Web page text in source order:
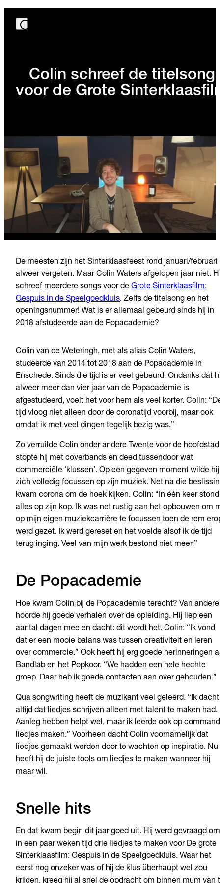
Colin schreef de titelsong
voor de Grote
De meesten zijn het Sinterklaasfeest rond januari/februari
alweer vergeten. Maar Colin Waters afgelopen jaar niet.
schreef meerdere songs voor de Grote Sinterklaasfilm:
Gespuis in de Speelgoedkluis. Zelfs de titelsong en het
openingsnummer! Wat is er allemaal gebeurd sinds hij in
2018 afstudeerde aan de Popacademie?
Colin van de Weteringh, met als alias Colin Waters,
studeerde van 2014 tot 2018 aan de Popacademie in
Enschede. Sinds die tijd is er veel gebeurd. Ondanks dat
alweer meer dan vier jaar van de Popacademie is
afgestudeerd, voelt het voor hem als veel korter. Colin:
tijd vloog niet alleen door de coronatijd voorbij, maar ook
omdat ik met veel dingen tegelijk bezig was.”
Zo verruilde Colin onder andere Twente voor de
stopte hij met coverbands en deed tussendoor wat
commerciële ‘klussen’. Op een gegeven moment wilde hij
zich volledig focussen op zijn muziek. Net na die
kwam corona om de hoek kijken. Colin: “In één keer stond
alles op zijn kop. Ik was net rustig aan het opbouwen om
op mijn eigen muziekcarrière te focussen toen de rem
werd gezet. Ik werd gereset en het voelde alsof ik de tijd
terug inging. Veel van mijn werk bestond niet meer.”
De Popacademie
Hoe kwam Colin bij de Popacademie terecht? Van
hoorde hij goede verhalen over de opleiding. Hij liep een
aantal dagen mee en dacht: dit wordt het. Colin: “Ik vond
dat er een mooie balans was tussen creativiteit en leren
over commercie.” Ook heeft hij erg goede herinneringen
Bandlab en het Popkoor. “We hadden een hele hechte
groep. Daar heb ik goede contacten aan over gehouden.”
Qua songwriting heeft de muzikant veel geleerd. “Ik dacht
altijd dat liedjes schrijven alleen met talent te maken had.
Aanleg hebben helpt wel, maar ik leerde ook op
liedjes maken.” Voorheen dacht Colin voornamelijk dat
liedjes gemaakt werden door te wachten op inspiratie. Nu
heeft hij de juiste tools om liedjes te maken wanneer hij
maar wil.
Snelle hits
En dat kwam begin dit jaar goed uit. Hij werd gevraagd om
in een paar weken tijd drie liedjes te maken voor De grote
Sinterklaasfilm: Gespuis in de Speelgoedkluis. Waar het
eerst nog onzeker was of hij de klus überhaupt wel zou
krijgen, kreeg hij al snel de opdracht om binnen mum van